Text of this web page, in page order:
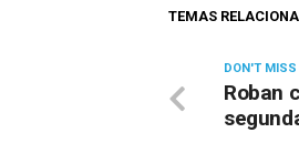
TEMAS
DON'T MISS
Roban